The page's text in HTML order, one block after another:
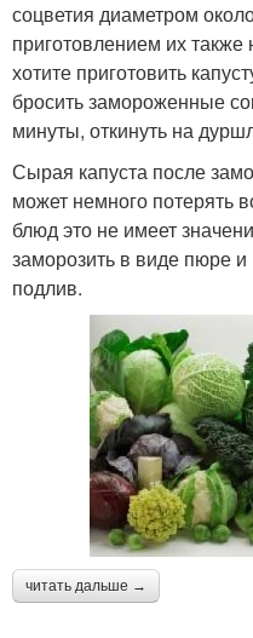
соцветия диаметром
приготовлением их
хотите приготовить
бросить замороженные
минуты, откинуть на
Сырая капуста после
может немного потерять
блюд это не имеет
заморозить в виде пюре и
подлив.
читать дальше →